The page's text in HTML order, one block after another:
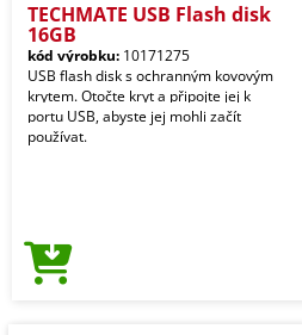
TECHMATE USB Flash disk
16GB
kód výrobku: 10171275
USB flash disk s ochranným kovovým
krytem. Otočte kryt a připojte jej k
portu USB, abyste jej mohli začít
používat.